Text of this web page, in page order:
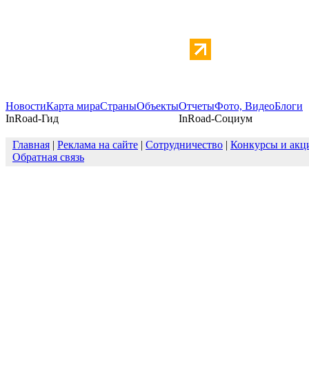
НовостиКарта мираСтраныОбъектыОтчетыФото, ВидеоБлоги
InRoad-Гид
InRoad-Социум
Главная | Реклама на сайте | Сотрудничество | Конкурсы и
Обратная связь